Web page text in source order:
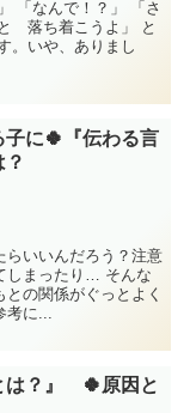
「なんで！？」 「さ
落ち着こうよ」 と
いや、ありまし
に🍀『伝わる言
らいいんだろう？注意
しまったり… そんな
の関係がぐっとよく
に...
は？』 🍀原因と